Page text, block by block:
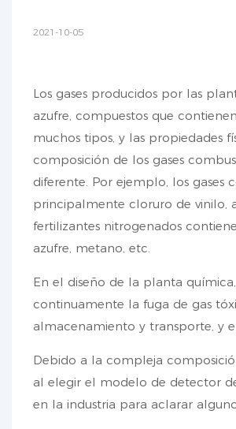
2021-10-05
Los gases producidos por las
azufre, compuestos que
muchos tipos, y las propiedades
composición de los gases
diferente. Por ejemplo, los
principalmente cloruro de vinilo,
fertilizantes nitrogenados
azufre, metano, etc.
En el diseño de la planta
continuamente la fuga de gas
almacenamiento y transporte, y
Debido a la compleja
al elegir el modelo de detector
en la industria para aclarar